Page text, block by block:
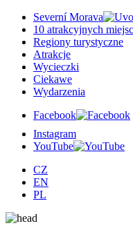
Severní Morava
10 atrakcyjnych miejsc
Regiony turystyczne
Atrakcje
Wycieczki
Ciekawe
Wydarzenia
Facebook
Instagram
YouTube
CZ
EN
PL